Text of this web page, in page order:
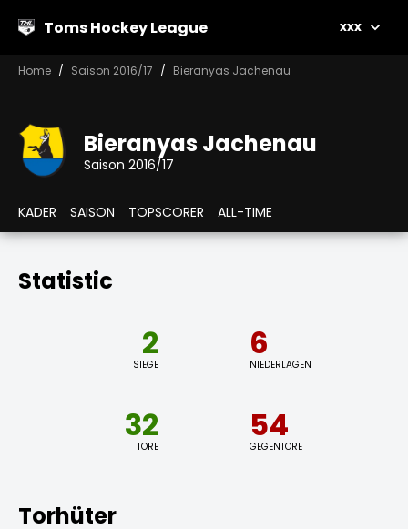
Toms Hockey League xxx
Home Saison 2016/17 Bieranyas Jachenau
Bieranyas Jachenau
Saison 2016/17
KADER SAISON TOPSCORER ALL-TIME
Statistic
2
SIEGE
6
NIEDERLAGEN
32
TORE
54
GEGENTORE
Torhüter